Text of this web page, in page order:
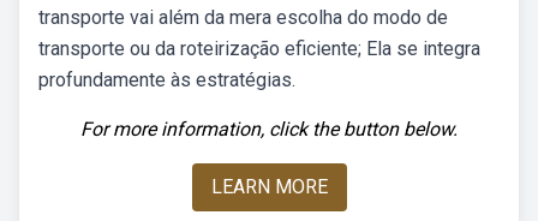
transporte vai além da mera escolha do modo de
transporte ou da roteirização eficiente; Ela se integra
profundamente às estratégias.
For more information, click the button below.
LEARN MORE